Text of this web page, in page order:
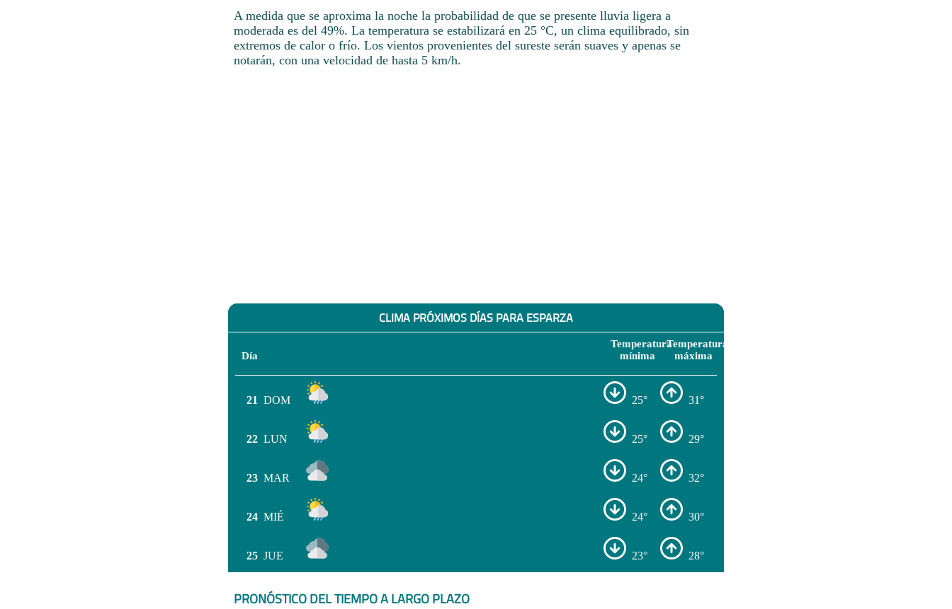
A medida que se aproxima la noche la probabilidad de que se presente lluvia ligera a
moderada es del 49%. La temperatura se estabilizará en 25 °C, un clima equilibrado, sin
extremos de calor o frío. Los vientos provenientes del sureste serán suaves y apenas se
notarán, con una velocidad de hasta 5 km/h.
CLIMA PRÓXIMOS DÍAS PARA ESPARZA
Día
Temperatura
mínima
Temperatura
máxima
21 DOM 25° 31°
22 LUN 25° 29°
23 MAR 24° 32°
24 MIÉ 24° 30°
25 JUE 23° 28°
PRONÓSTICO DEL TIEMPO A LARGO PLAZO